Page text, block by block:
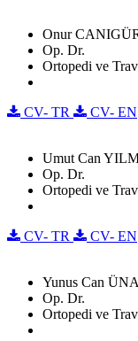
Onur
Op. Dr.
Ortopedi ve
CV- TR CV- EN
Umut Can
Op. Dr.
Ortopedi ve
CV- TR CV- EN
Yunus Can
Op. Dr.
Ortopedi ve